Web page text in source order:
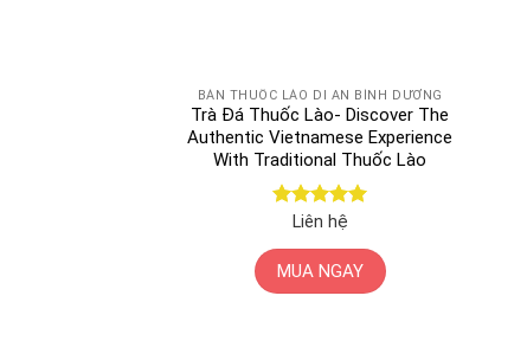
BÁN THUỐC LÀO DĨ AN BÌNH DƯƠNG
Trà Đá Thuốc Lào- Discover The
Authentic Vietnamese Experience
With Traditional Thuốc Lào
Được xếp
Liên hệ
MUA NGAY